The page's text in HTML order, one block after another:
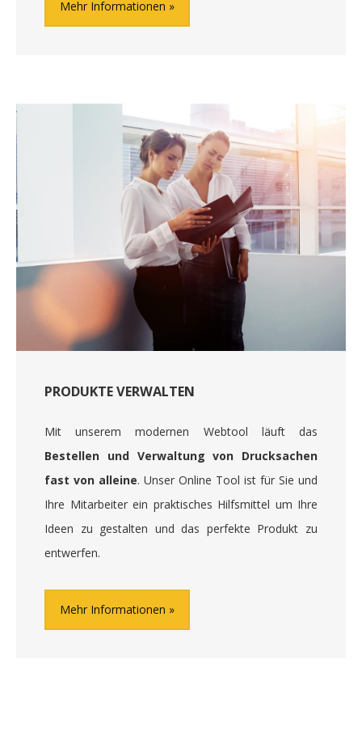
Mehr Informationen
PRODUKTE VERWALTEN
Mit unserem modernen Webtool läuft das
Bestellen und Verwaltung von Drucksachen
fast von alleine. Unser Online Tool ist für Sie und
Ihre Mitarbeiter ein praktisches Hilfsmittel um Ihre
Ideen zu gestalten und das perfekte Produkt zu
entwerfen.
Mehr Informationen